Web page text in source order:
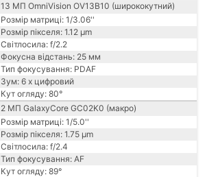
13 МП OmniVision OV13B10 (ширококутний)
Розмір матриці: 1/3.06''
Розмір пікселя: 1.12 μm
Світлосила: f/2.2
Фокусна відстань: 25 мм
Тип фокусування: PDAF
Зум: 6 x цифровий
Кут огляду: 80°
2 МП GalaxyCore GC02K0 (макро)
Розмір матриці: 1/5.0''
Розмір пікселя: 1.75 µm
Світлосила: f/2.4
Тип фокусування: AF
Кут огляду: 89°